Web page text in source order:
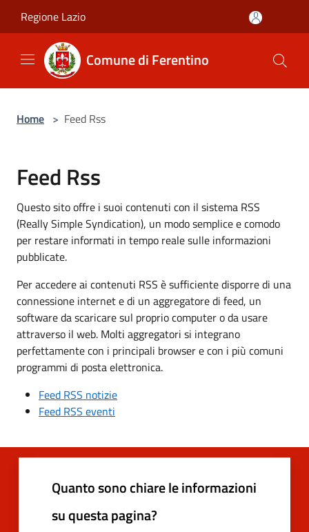
Regione Lazio
Comune di Ferentino
Home > Feed Rss
Feed Rss
Questo sito offre i suoi contenuti con il sistema RSS
(Really Simple Syndication), un modo semplice e comodo
per restare informati in tempo reale sulle informazioni
pubblicate.
Per accedere ai contenuti RSS è sufficiente disporre di una
connessione internet e di un aggregatore di feed, un
software da scaricare sul proprio computer o da usare
attraverso il web. Molti aggregatori si integrano
perfettamente con i principali browser e con i più comuni
programmi di posta elettronica.
Feed RSS notizie
Feed RSS eventi
Quanto sono chiare le informazioni
su questa pagina?